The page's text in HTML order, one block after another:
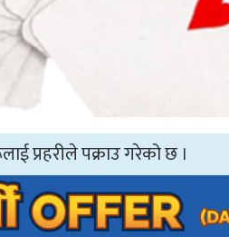
प्रहरीले पक्राउ गरेको छ ।